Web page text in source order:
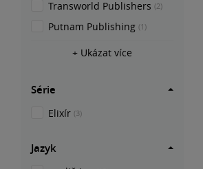
Transworld Publishers (2)
Putnam Publishing (1)
+ Ukázat více
Série
Elixír (3)
Jazyk